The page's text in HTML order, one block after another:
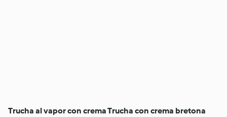
Trucha al vapor con cremaTrucha con crema bretona